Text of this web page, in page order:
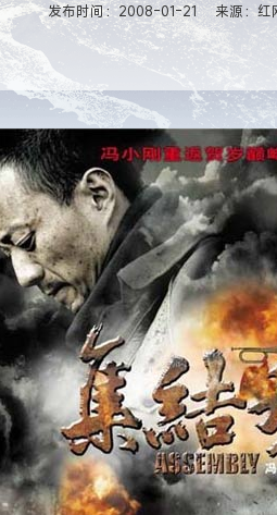
发布时间：2008-01-21
来源：红